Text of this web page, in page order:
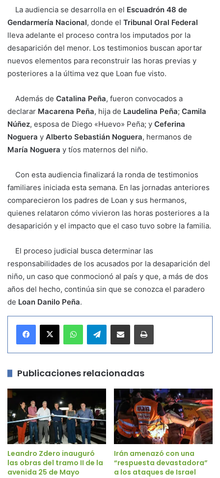
La audiencia se desarrolla en el Escuadrón 48 de
Gendarmería Nacional, donde el Tribunal Oral Federal
lleva adelante el proceso contra los imputados por la
desaparición del menor. Los testimonios buscan aportar
nuevos elementos para reconstruir las horas previas y
posteriores a la última vez que Loan fue visto.
Además de Catalina Peña, fueron convocados a
declarar Macarena Peña, hija de Laudelina Peña; Camila
Núñez, esposa de Diego «Huevo» Peña; y Ceferina
Noguera y Alberto Sebastián Noguera, hermanos de
María Noguera y tíos maternos del niño.
Con esta audiencia finalizará la ronda de testimonios
familiares iniciada esta semana. En las jornadas anteriores
comparecieron los padres de Loan y sus hermanos,
quienes relataron cómo vivieron las horas posteriores a la
desaparición y el impacto que el caso tuvo sobre la familia.
El proceso judicial busca determinar las
responsabilidades de los acusados por la desaparición del
niño, un caso que conmocionó al país y que, a más de dos
años del hecho, continúa sin que se conozca el paradero
de Loan Danilo Peña.
Telegram
Publicaciones relacionadas
Leandro Zdero inauguró
las obras del tramo II de la
avenida 25 de Mayo
Irán amenazó con una
“respuesta devastadora”
a los ataques de Israel